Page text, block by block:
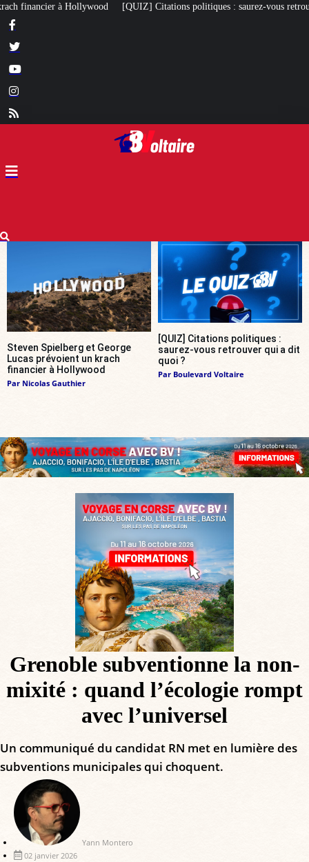
Citations politiques : saurez-vous retrouver qui a dit quoi ? À 97 ans, le
Steven Spielberg et George
Lucas prévoient un krach
financier à Hollywood
Par Nicolas Gauthier
[QUIZ] Citations politiques :
saurez-vous retrouver qui a dit
quoi ?
Par Boulevard Voltaire
Grenoble subventionne la non-
mixité : quand l’écologie rompt
avec l’universel
Un communiqué du candidat RN met en lumière des
subventions municipales qui choquent.
Yann Montero
02 janvier 2026